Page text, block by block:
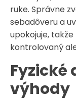
ruke. Správne
sebadôveru a
upokojuje,
kontrolovaný
Fyzické
výhody